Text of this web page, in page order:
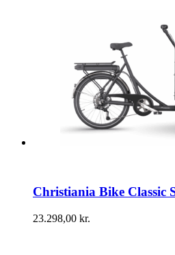
Christiania Bike Classic
23.298,00 kr.